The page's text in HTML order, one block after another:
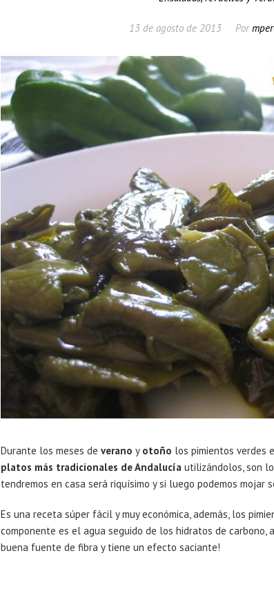
13 de agosto de 2013 Por
Durante los meses de verano y otoño los pimientos verdes
platos más tradicionales de Andalucía utilizándolos, son
tendremos en casa será riquísimo y si luego podemos mojar
Es una receta súper fácil y muy económica, además, los
componente es el agua seguido de los hidratos de carbono,
buena fuente de fibra y tiene un efecto saciante!